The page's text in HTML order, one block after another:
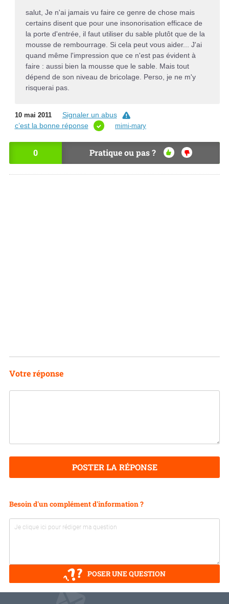
salut, Je n'ai jamais vu faire ce genre de chose mais
certains disent que pour une insonorisation efficace de
la porte d'entrée, il faut utiliser du sable plutôt que de la
mousse de rembourrage. Si cela peut vous aider... J'ai
quand même l'impression que ce n'est pas évident à
faire : aussi bien la mousse que le sable. Mais tout
dépend de son niveau de bricolage. Perso, je ne m'y
risquerai pas.
10 mai 2011
Signaler un abus
c’est la bonne réponse
mimi-mary
0 Pratique ou pas ?
OU
I
NO
Votre réponse
POSTER LA RÉPONSE
Besoin d'un complément d'information ?
POSER UNE QUESTION